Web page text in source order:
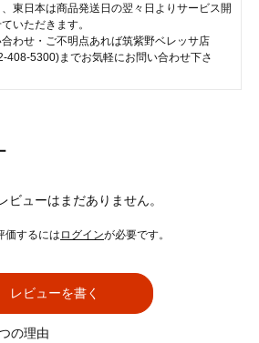
、東日本は商品発送日の翌々日よりサービス開
いただきます。
わせ・ご不明点あれば筑紫野ベレッサ店
408-5300)までお気軽にお問い合わせ下さ
ビューはまだありません。
価するには ログインが必要です。
レビューを書く
の理由